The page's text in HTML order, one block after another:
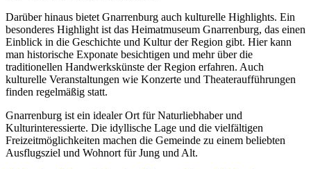
Darüber hinaus bietet Gnarrenburg auch kulturelle Highlights. Ein
besonderes Highlight ist das Heimatmuseum Gnarrenburg, das einen
Einblick in die Geschichte und Kultur der Region gibt. Hier kann
man historische Exponate besichtigen und mehr über die
traditionellen Handwerkskünste der Region erfahren. Auch
kulturelle Veranstaltungen wie Konzerte und Theateraufführungen
finden regelmäßig statt.
Gnarrenburg ist ein idealer Ort für Naturliebhaber und
Kulturinteressierte. Die idyllische Lage und die vielfältigen
Freizeitmöglichkeiten machen die Gemeinde zu einem beliebten
Ausflugsziel und Wohnort für Jung und Alt.